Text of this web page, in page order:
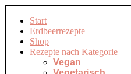
Start
Erdbeerrezepte
Shop
Rezepte nach Kategorie
Vegan